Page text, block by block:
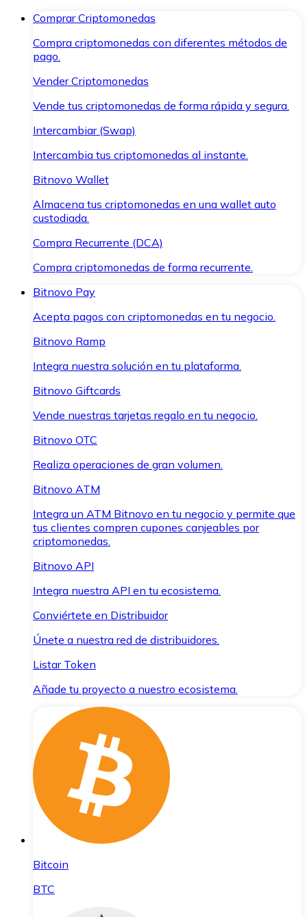
Comprar Criptomonedas
Compra criptomonedas con diferentes métodos de
pago.
Vender Criptomonedas
Vende tus criptomonedas de forma rápida y segura.
Intercambiar (Swap)
Intercambia tus criptomonedas al instante.
Bitnovo Wallet
Almacena tus criptomonedas en una wallet auto
custodiada.
Compra Recurrente (DCA)
Compra criptomonedas de forma recurrente.
Bitnovo Pay
Acepta pagos con criptomonedas en tu negocio.
Bitnovo Ramp
Integra nuestra solución en tu plataforma.
Bitnovo Giftcards
Vende nuestras tarjetas regalo en tu negocio.
Bitnovo OTC
Realiza operaciones de gran volumen.
Bitnovo ATM
Integra un ATM Bitnovo en tu negocio y permite que
tus clientes compren cupones canjeables por
criptomonedas.
Bitnovo API
Integra nuestra API en tu ecosistema.
Conviértete en Distribuidor
Únete a nuestra red de distribuidores.
Listar Token
Añade tu proyecto a nuestro ecosistema.
Bitcoin
BTC